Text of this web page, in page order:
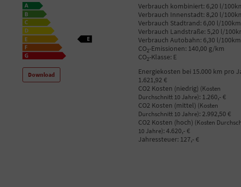
Verbrauch kombiniert: 6,20 l/
Verbrauch Innenstadt: 8,20 l/
Verbrauch Stadtrand: 6,00 l/100km
Verbrauch Landstraße: 5,20 l/
Verbrauch Autobahn: 6,30 l/100km
CO2-Emissionen: 140,00 g/km
CO2-Klasse: E
Download
Energiekosten bei 15.000 km pro
1.621,92 €
CO2 Kosten (niedrig) (Kosten
Durchschnitt 10 Jahre): 1.260,- €
CO2 Kosten (mittel) (Kosten
Durchschnitt 10 Jahre): 2.992,50 €
CO2 Kosten (hoch) (Kosten
10 Jahre): 4.620,- €
Jahressteuer: 127,- €